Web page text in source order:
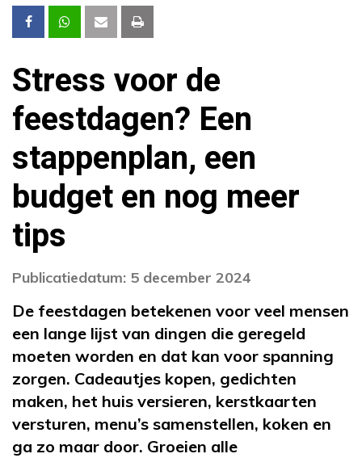
Stress voor de
feestdagen? Een
stappenplan, een
budget en nog meer
tips
Publicatiedatum: 5 december 2024
De feestdagen betekenen voor veel mensen
een lange lijst van dingen die geregeld
moeten worden en dat kan voor spanning
zorgen. Cadeautjes kopen, gedichten
maken, het huis versieren, kerstkaarten
versturen, menu’s samenstellen, koken en
ga zo maar door. Groeien alle